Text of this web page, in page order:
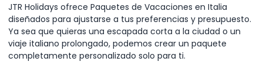
JTR Holidays ofrece Paquetes de Vacaciones en Italia
diseñados para ajustarse a tus preferencias y presupuesto.
Ya sea que quieras una escapada corta a la ciudad o un
viaje italiano prolongado, podemos crear un paquete
completamente personalizado solo para ti.